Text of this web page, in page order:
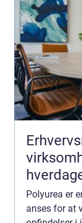
Polyurea er
anses for at